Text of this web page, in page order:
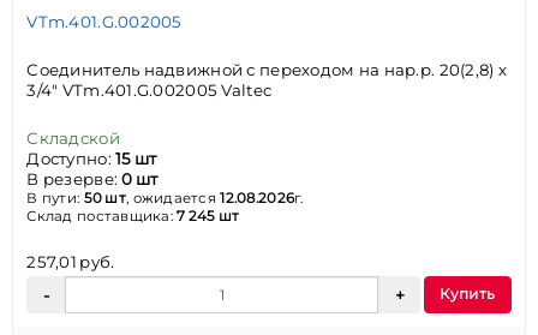
VTm.401.G.002005
Соединитель надвижной с переходом на нар.р. 20(2,8) х
3/4" VTm.401.G.002005 Valtec
Складской
Доступно:15 шт
В резерве:0 шт
В пути: 50 шт, ожидается12.08.2026г.
Склад поставщика:7 245 шт
257,01 руб.
Купить